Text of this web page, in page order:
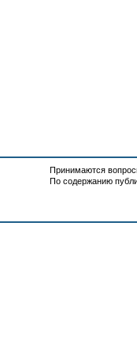
Принимаются
По содержанию